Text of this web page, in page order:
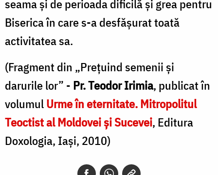
seama şi de perioada dificilă şi grea pentru
Biserica în care s-a desfăşurat toată
activitatea sa.
(Fragment din „Preţuind semenii şi
darurile lor” - Pr. Teodor Irimia, publicat în
volumulUrme în eternitate. Mitropolitul
Teoctist al Moldovei și Sucevei, Editura
Doxologia, Iași, 2010)